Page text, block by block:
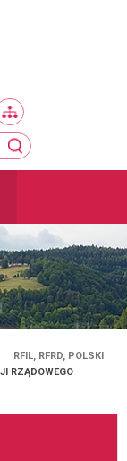
RFIL, RFRD, POLSKI
RZĄDOWEGO